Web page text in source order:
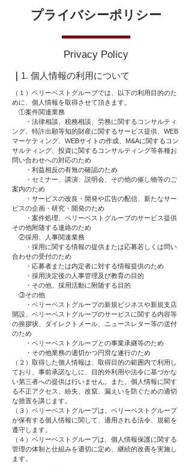
プライバシーポリシー
Privacy Policy
｜ 1. 個人情報の利用について
（１）ベリーベストグループでは、以下の利用目的のた
めに、個人情報を取得させて頂きます。
①案件関連業務
・法律相談、税務相談、労務に関するコンサルティ
ング、特許出願等知的財産に関するサービス提供、WEB
マーケティング、WEBサイトの作成、M&Aに関するコン
サルティング、投資に関するコンサルティング等各種お
問い合わせへの対応のため
・利益相反の有無の確認のため
・セミナー、講演、説明会、その他の催し物等のご
案内のため
・サービスの改良・開発や広告の配信、新たなサー
ビスの企画・研究・開発のため
・案件処理、ベリーベストグループのサービス提供
その他附随する連絡のため
②採用、人事関連業務
・採用に関する情報の提供または応募若しくは問い
合わせの受付のため
・応募者または内定者に対する情報提供のため
・採用決定後の人事管理及び教育の目的
・その他、採用活動に附随する目的
③その他
・ベリーベストグループの新規ビジネスや新規支店
開設、ベリーベストグループのサービスに関する内容等
の挨拶状、ダイレクトメール、ニュースレター等の送付
のため
・ベリーベストグループとの事業承継等のため
・その他業務の適切かつ円滑な遂行のため
（２）取得した個人情報は、取得目的の範囲内で利用し
ており、事前承諾なしに、目的外利用や法令に基づかな
い第三者への提供は行いません。また、個人情報に関す
る不正アクセス、紛失、改竄、漏えいを防ぐための適切
な措置を講じます。
（３）ベリーベストグループは、ベリーベストグループ
が保有する個人情報に関して、適用される法令、規範を
遵守します。
（４）ベリーベストグループは、個人情報保護に関する
管理の体制と仕組みを適切に定め、継続的改善を実施し
ます。